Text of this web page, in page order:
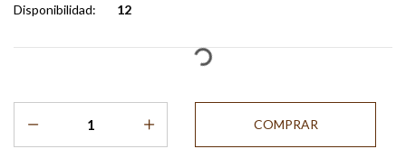
Disponibilidad:
12